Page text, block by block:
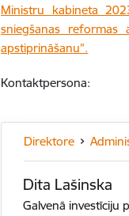
Ministru kabineta
sniegšanas reformas
apstiprināšanu”.
Kontaktpersona:
Direktore
Dita Lašinska
Galvenā investīciju